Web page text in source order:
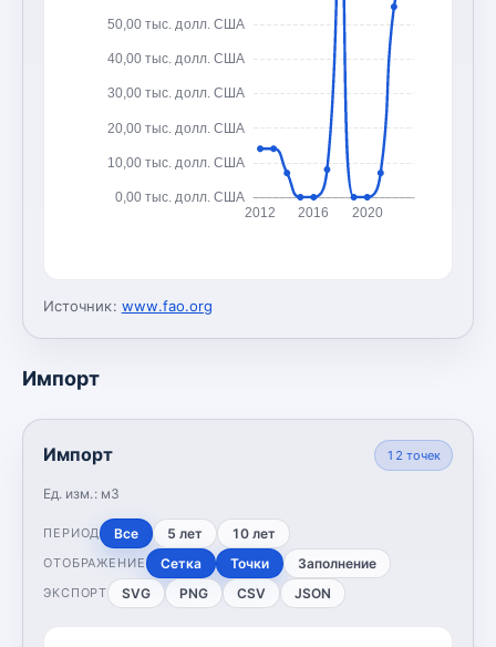
0,00 тыс. долл. США
10,00 тыс. долл. США
20,00 тыс. долл. США
30,00 тыс. долл. США
40,00 тыс. долл. США
50,00 тыс. долл. США
2012 2016 2020
Источник: www.fao.org
Импорт
Импорт
Ед. изм.: м3
12 точек
ПЕРИОД Все 5 лет 10 лет
ОТОБРАЖЕНИЕ Сетка Точки Заполнение
ЭКСПОРТ SVG PNG CSV JSON